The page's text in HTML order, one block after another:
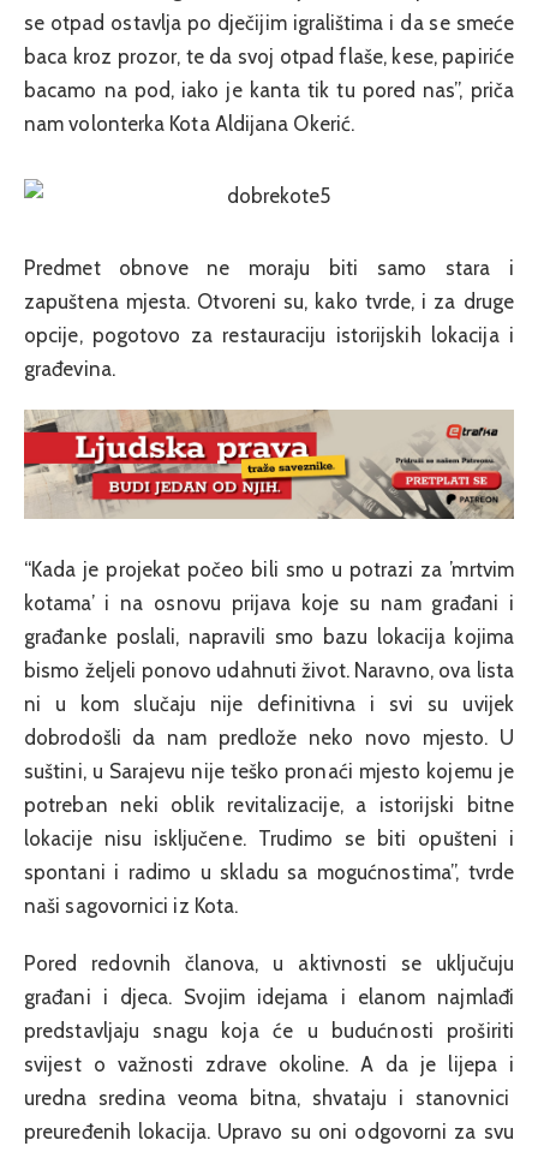
se otpad ostavlja po dječijim igralištima i da se smeće
baca kroz prozor, te da svoj otpad flaše, kese, papiriće
bacamo na pod, iako je kanta tik tu pored nas”, priča
nam volonterka Kota Aldijana Okerić.
Predmet obnove ne moraju biti samo stara i
zapuštena mjesta. Otvoreni su, kako tvrde, i za druge
opcije, pogotovo za restauraciju istorijskih lokacija i
građevina.
“Kada je projekat počeo bili smo u potrazi za ’mrtvim
kotama’ i na osnovu prijava koje su nam građani i
građanke poslali, napravili smo bazu lokacija kojima
bismo željeli ponovo udahnuti život. Naravno, ova lista
ni u kom slučaju nije definitivna i svi su uvijek
dobrodošli da nam predlože neko novo mjesto. U
suštini, u Sarajevu nije teško pronaći mjesto kojemu je
potreban neki oblik revitalizacije, a istorijski bitne
lokacije nisu isključene. Trudimo se biti opušteni i
spontani i radimo u skladu sa mogućnostima”, tvrde
naši sagovornici iz Kota.
Pored redovnih članova, u aktivnosti se uključuju
građani i djeca. Svojim idejama i elanom najmlađi
predstavljaju snagu koja će u budućnosti proširiti
svijest o važnosti zdrave okoline. A da je lijepa i
uredna sredina veoma bitna, shvataju i stanovnici
preuređenih lokacija. Upravo su oni odgovorni za svu